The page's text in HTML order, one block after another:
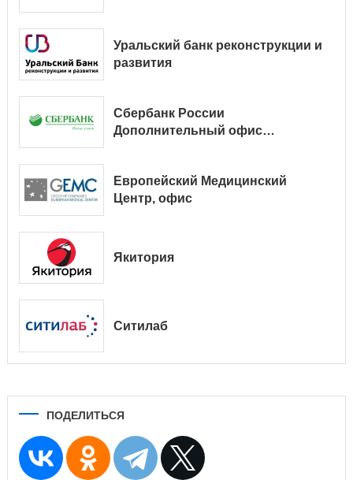
Уральский банк реконструкции и
развития
Сбербанк России
Дополнительный офис
Европейский Медицинский
Центр, офис
Якитория
Ситилаб
ПОДЕЛИТЬСЯ